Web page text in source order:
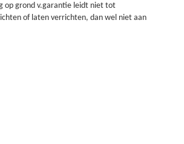
op grond v.garantie leidt niet tot
of laten verrichten, dan wel niet aan